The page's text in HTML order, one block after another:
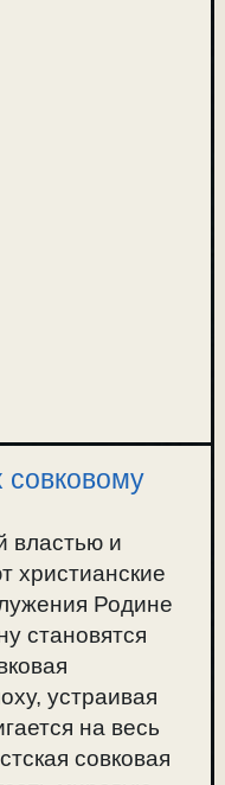
совковому
властью и
христианские
Родине
становятся
устраивая
на весь
совковая